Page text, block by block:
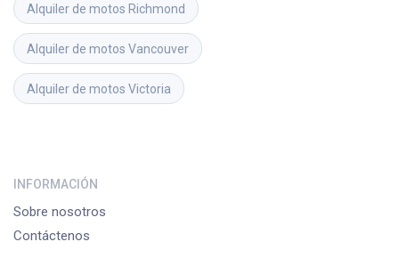
Alquiler de motos Richmond
Alquiler de motos Vancouver
Alquiler de motos Victoria
INFORMACIÓN
Sobre nosotros
Contáctenos